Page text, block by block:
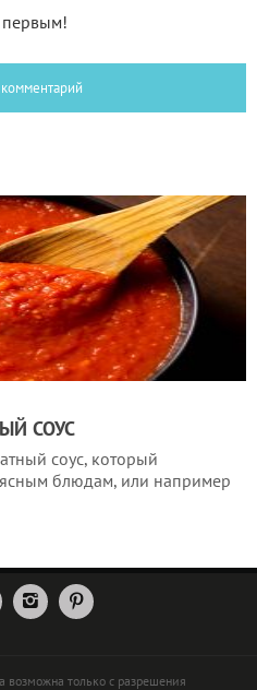
первым!
СОУС
соус, который
блюдам, или например
возможна только с разрешения